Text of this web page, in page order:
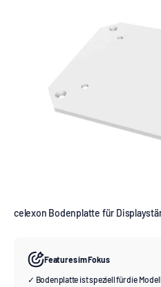
celexon Bodenplatte für
Features im Fokus
✓ Bodenplatte ist speziell für die